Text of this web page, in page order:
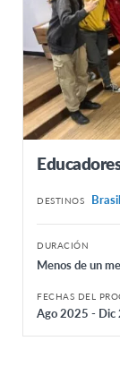
DESTINOS Brasil
DURACIÓN
Menos de un
FECHAS DEL
Ago 2025 - Dic